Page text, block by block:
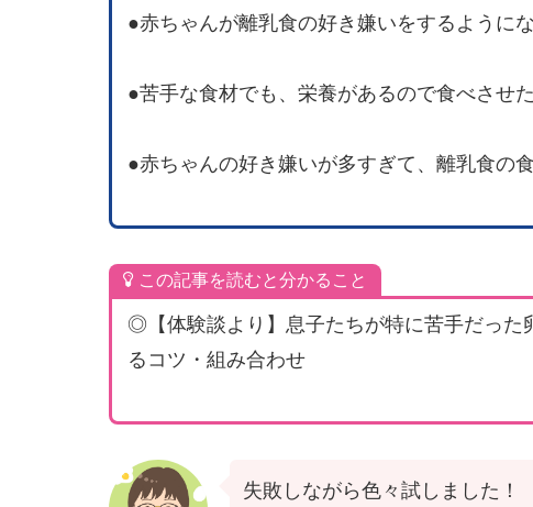
●赤ちゃんが離乳食の好き嫌いをするように
●苦手な食材でも、栄養があるので食べさせ
●赤ちゃんの好き嫌いが多すぎて、離乳食の
この記事を読むと分かること
◎【体験談より】息子たちが特に苦手だった
るコツ・組み合わせ
失敗しながら色々試しました！